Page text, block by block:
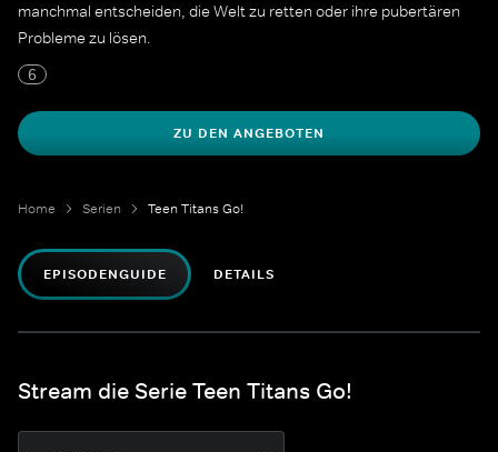
manchmal entscheiden, die Welt zu retten oder ihre pubertären
Probleme zu lösen.
6
ZU DEN ANGEBOTEN
Home Serien Teen Titans Go!
EPISODENGUIDE DETAILS
Stream die Serie Teen Titans Go!